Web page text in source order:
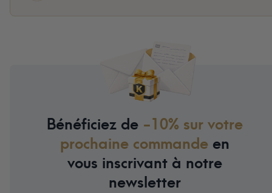
Bénéficiez de -10% sur votre
prochaine commande en
vous inscrivant à notre
newsletter